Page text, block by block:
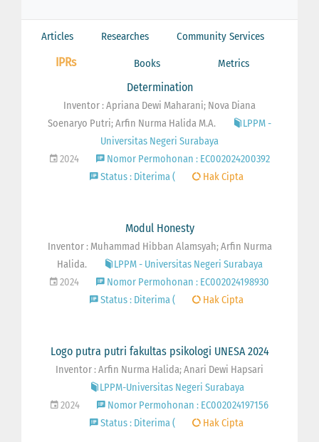
Articles Researches Community Services
IPRs Books Metrics
Determination
Inventor : Apriana Dewi Maharani; Nova Diana
Soenaryo Putri; Arfin Nurma Halida M.A.
LPPM -
Universitas Negeri Surabaya
2024
Nomor Permohonan : EC002024200392
Status : Diterima (
Hak Cipta
Modul Honesty
Inventor : Muhammad Hibban Alamsyah; Arfin Nurma
Halida.
LPPM - Universitas Negeri Surabaya
2024
Nomor Permohonan : EC002024198930
Status : Diterima (
Hak Cipta
Logo putra putri fakultas psikologi UNESA 2024
Inventor : Arfin Nurma Halida; Anari Dewi Hapsari
LPPM-Universitas Negeri Surabaya
2024
Nomor Permohonan : EC002024197156
Status : Diterima (
Hak Cipta